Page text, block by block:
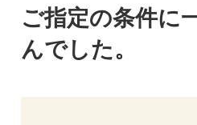
ご指定の条件に
んでした。